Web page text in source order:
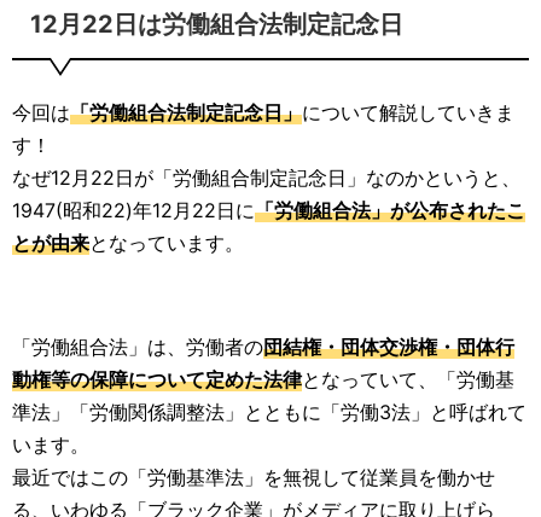
12月22日は労働組合法制定記念日
今回は「労働組合法制定記念日」について解説していきま
す！
なぜ12月22日が「労働組合制定記念日」なのかというと、
1947(昭和22)年12月22日に「労働組合法」が公布されたこ
とが由来となっています。
「労働組合法」は、労働者の団結権・団体交渉権・団体行
動権等の保障について定めた法律となっていて、「労働基
準法」「労働関係調整法」とともに「労働3法」と呼ばれて
います。
最近ではこの「労働基準法」を無視して従業員を働かせ
る、いわゆる「ブラック企業」がメディアに取り上げら